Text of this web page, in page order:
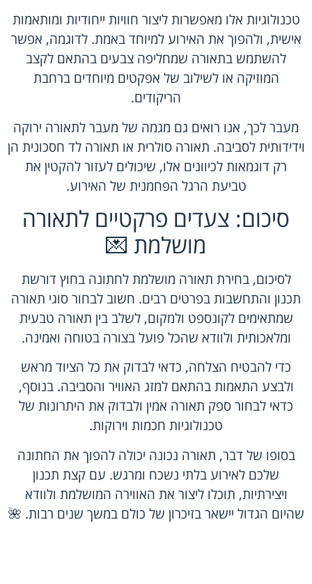
טכנולוגיות אלו מאפשרות ליצור חוויות ייחודיות ומותאמות
אישית, ולהפוך את האירוע למיוחד באמת. לדוגמה, אפשר
להשתמש בתאורה שמחליפה צבעים בהתאם לקצב
המוזיקה או לשילוב של אפקטים מיוחדים ברחבת
הריקודים.
מעבר לכך, אנו רואים גם מגמה של מעבר לתאורה ירוקה
וידידותית לסביבה. תאורה סולרית או תאורה לד חסכונית הן
רק דוגמאות לכיוונים אלו, שיכולים לעזור להקטין את
טביעת הרגל הפחמנית של האירוע.
סיכום: צעדים פרקטיים לתאורה
מושלמת 💌
לסיכום, בחירת תאורה מושלמת לחתונה בחוץ דורשת
תכנון והתחשבות בפרטים רבים. חשוב לבחור סוגי תאורה
שמתאימים לקונספט ולמקום, לשלב בין תאורה טבעית
ומלאכותית ולוודא שהכל פועל בצורה בטוחה ואמינה.
כדי להבטיח הצלחה, כדאי לבדוק את כל הציוד מראש
ולבצע התאמות בהתאם למזג האוויר והסביבה. בנוסף,
כדאי לבחור ספק תאורה אמין ולבדוק את היתרונות של
טכנולוגיות חכמות וירוקות.
בסופו של דבר, תאורה נכונה יכולה להפוך את החתונה
שלכם לאירוע בלתי נשכח ומרגש. עם קצת תכנון
ויצירתיות, תוכלו ליצור את האווירה המושלמת ולוודא
שהיום הגדול יישאר בזיכרון של כולם במשך שנים רבות. 🌺